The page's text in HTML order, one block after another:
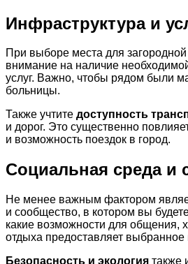
Инфраструктура и
При выборе места для
внимание на наличие
услуг. Важно, чтобы рядом были
больницы.
Также учтите доступность
и дорог. Это существенно
и возможность поездок в город.
Социальная среда и
Не менее важным фактором
и сообщество, в котором вы
какие возможности для общения,
отдыха предоставляет выбранное
Безопасность и экология также